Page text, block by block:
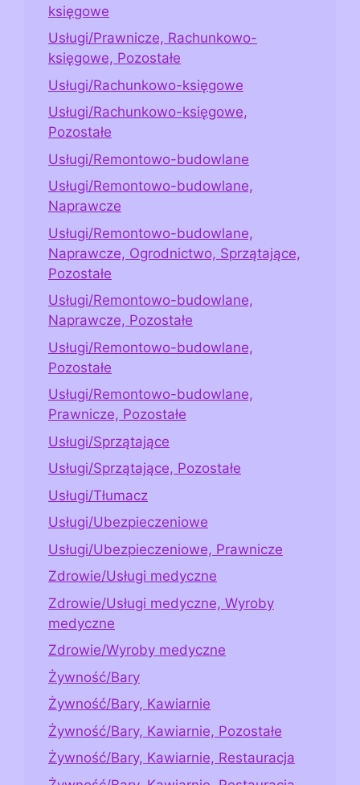
księgowe
Usługi/Prawnicze, Rachunkowo-
księgowe, Pozostałe
Usługi/Rachunkowo-księgowe
Usługi/Rachunkowo-księgowe,
Pozostałe
Usługi/Remontowo-budowlane
Usługi/Remontowo-budowlane,
Naprawcze
Usługi/Remontowo-budowlane,
Naprawcze, Ogrodnictwo, Sprzątające,
Pozostałe
Usługi/Remontowo-budowlane,
Naprawcze, Pozostałe
Usługi/Remontowo-budowlane,
Pozostałe
Usługi/Remontowo-budowlane,
Prawnicze, Pozostałe
Usługi/Sprzątające
Usługi/Sprzątające, Pozostałe
Usługi/Tłumacz
Usługi/Ubezpieczeniowe
Usługi/Ubezpieczeniowe, Prawnicze
Zdrowie/Usługi medyczne
Zdrowie/Usługi medyczne, Wyroby
medyczne
Zdrowie/Wyroby medyczne
Żywność/Bary
Żywność/Bary, Kawiarnie
Żywność/Bary, Kawiarnie, Pozostałe
Żywność/Bary, Kawiarnie, Restauracja